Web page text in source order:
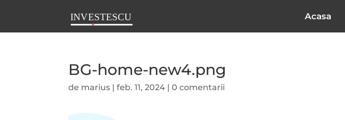
Acasa
BG-home-new4.png
de marius |feb. 11, 2024 |0 comentarii